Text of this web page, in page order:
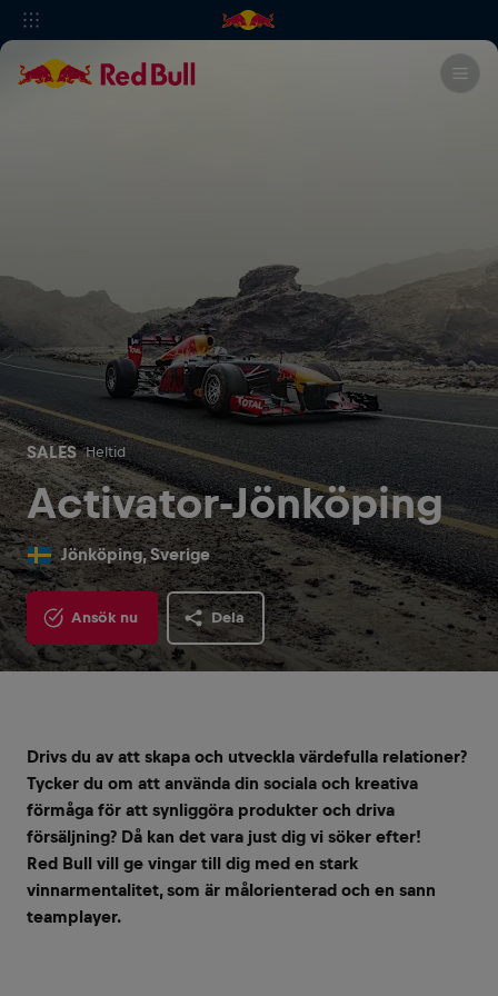
SALES Heltid
Activator-Jönköping
Jönköping, Sverige
Ansök nu Dela
Drivs du av att skapa och utveckla värdefulla relationer?
Tycker du om att använda din sociala och kreativa
förmåga för att synliggöra produkter och driva
försäljning? Då kan det vara just dig vi söker efter!
Red Bull vill ge vingar till dig med en stark
vinnarmentalitet, som är målorienterad och en sann
teamplayer.